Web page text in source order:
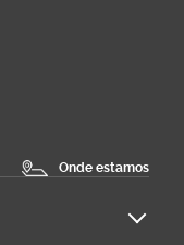
Onde estamos